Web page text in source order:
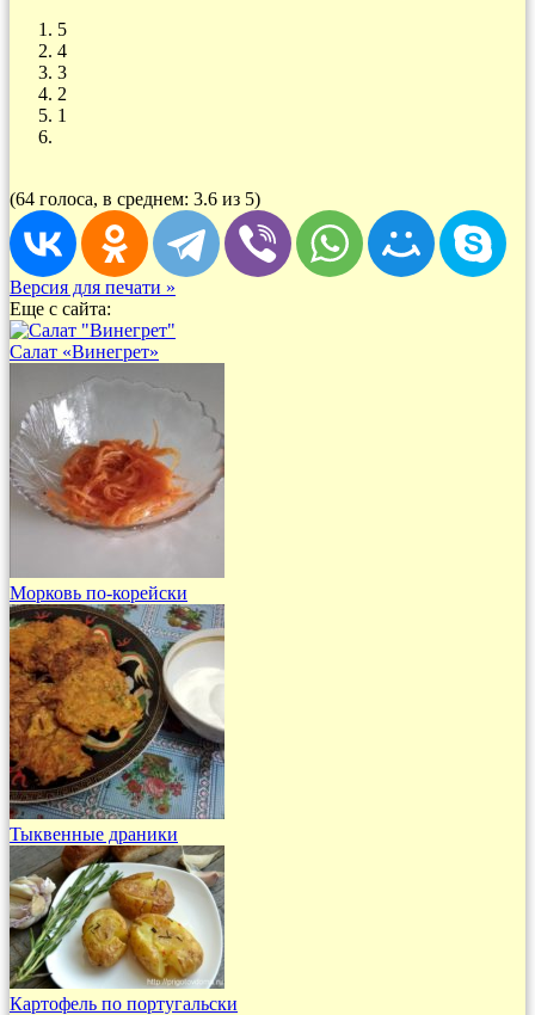
5
4
3
2
1
(64 голоса, в среднем: 3.6 из 5)
Версия для печати »
Еще с сайта:
Салат «Винегрет»
Морковь по-корейски
Тыквенные драники
Картофель по португальски